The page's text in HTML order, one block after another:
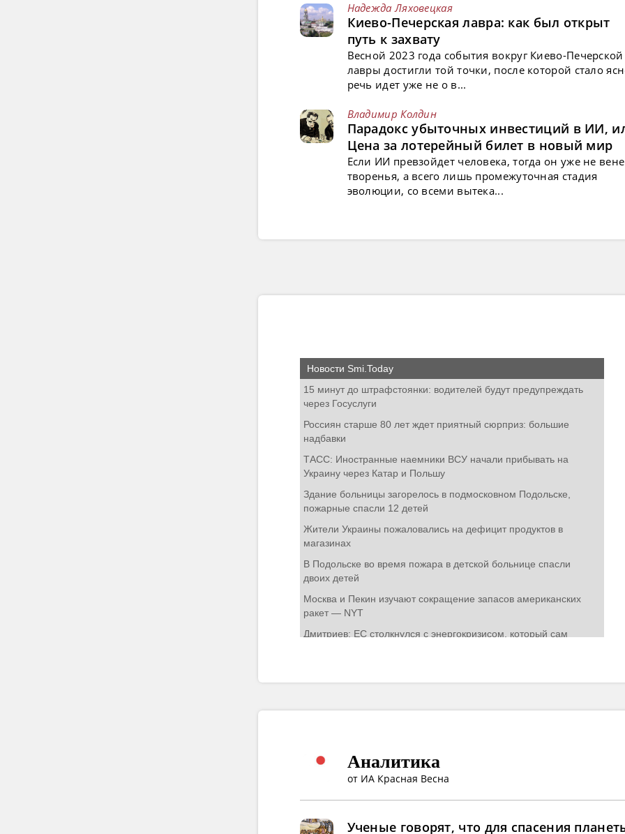
Надежда Ляховецкая
Киево-Печерская лавра: как был открыт
путь к захвату
Весной 2023 года события вокруг Киево-Печерской
лавры достигли той точки, после которой стало
речь идет уже не о в...
Владимир Колдин
Парадокс убыточных инвестиций в ИИ,
Цена за лотерейный билет в новый мир
Если ИИ превзойдет человека, тогда он уже не
творенья, а всего лишь промежуточная стадия
эволюции, со всеми вытека...
Аналитика
от ИА Красная Весна
Ученые говорят, что для спасения